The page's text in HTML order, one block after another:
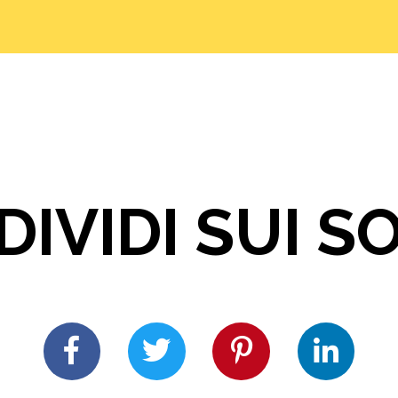
SUI